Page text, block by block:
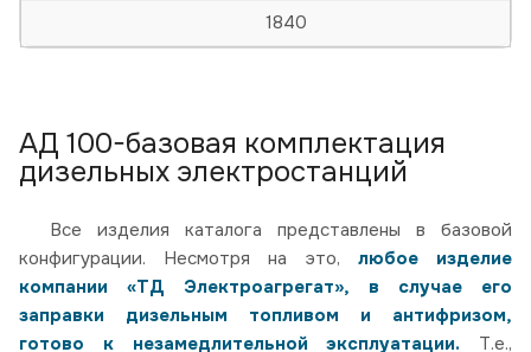
1840
АД 100-базовая комплектация
дизельных электростанций
Все изделия каталога представлены в базовой
конфигурации. Несмотря на это, любое изделие
компании «ТД Электроагрегат», в случае его
заправки дизельным топливом и антифризом,
готово к незамедлительной эксплуатации. Т.е.,